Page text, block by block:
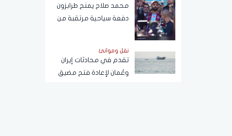
محمد صلاح يمنح طرابزون
دفعة سياحية مرتقبة من
نقل وموانئ
تقدم في محادثات إيران
وعُمان لإعادة فتح مضيق